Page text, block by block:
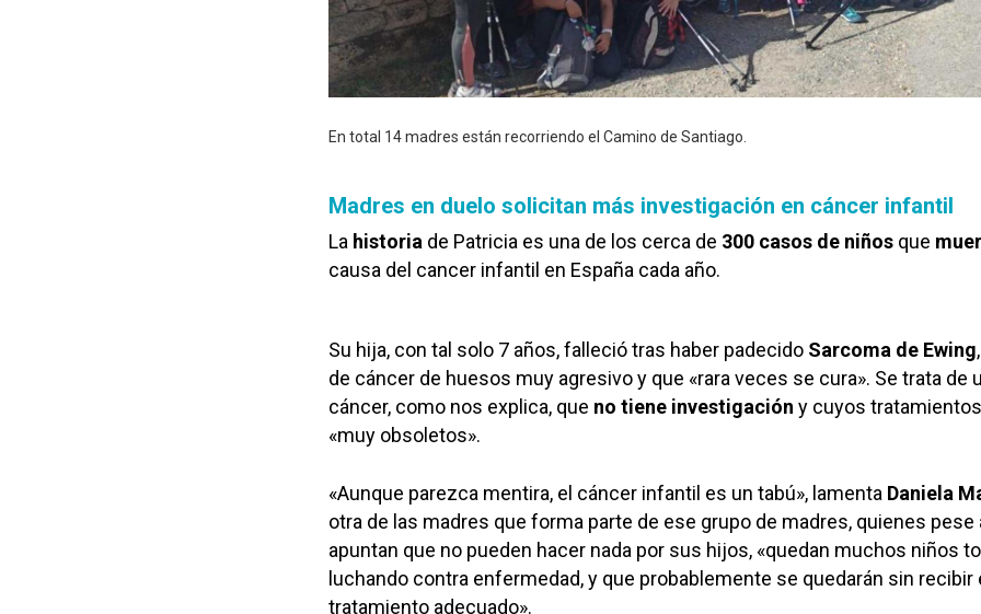
En total 14 madres están recorriendo el Camino de Santiago.
Madres en duelo solicitan más investigación en cáncer infantil
La historia de Patricia es una de los cerca de 300 casos de niños que
causa del cancer infantil en España cada año.
Su hija, con tal solo 7 años, falleció tras haber padecido Sarcoma de Ewing
de cáncer de huesos muy agresivo y que «rara veces se cura». Se trata de
cáncer, como nos explica, que no tiene investigación y cuyos
«muy obsoletos».
«Aunque parezca mentira, el cáncer infantil es un tabú», lamenta Daniela
otra de las madres que forma parte de ese grupo de madres, quienes pese
apuntan que no pueden hacer nada por sus hijos, «quedan muchos niños
luchando contra enfermedad, y que probablemente se quedarán sin recibir
tratamiento adecuado».